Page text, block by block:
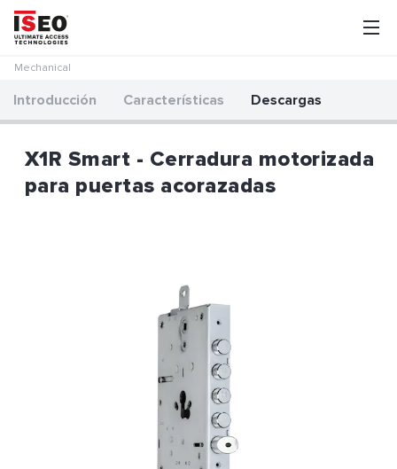
Mechanical
Introducción Características Descargas
X1R Smart - Cerradura motorizada
para puertas acorazadas